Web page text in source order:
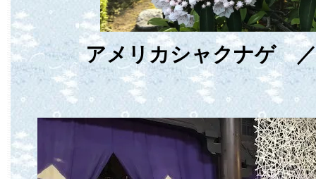
アメリカシャクナゲ